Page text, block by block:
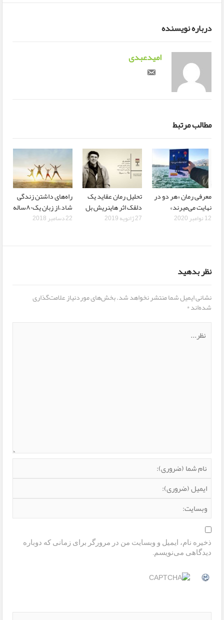
درباره نویسنده
امیدعبدی
مطالب مرتبط
معرفی رمان «هر دو در
نهایت می‌میرند»
12 نوامبر 2020
تحلیل رمان عقاید یک
دلقک اثر هاینریش بل
27 ژانویه 2019
راه‌های داشتن زندگی
شاد،از زبان یک۸۰ساله
22 دسامبر 2018
نظر بدهید
نشانی ایمیل شما منتشر نخواهد شد.بخش‌های موردنیاز علامت‌گذاری
شده‌اند*
ذخیره نام، ایمیل و وبسایت من در مرورگر برای زمانی که دوباره
دیدگاهی می‌نویسم.